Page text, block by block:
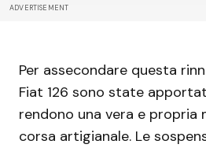
ADVERTISEMENT
Per assecondare questa
Fiat 126 sono state
rendono una vera e propria
corsa artigianale. Le